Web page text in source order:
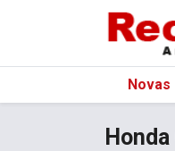
Novas
Honda